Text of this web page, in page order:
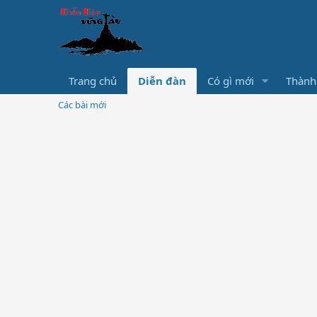
Trang chủ Diễn đàn Có gì mới
Các bài mới